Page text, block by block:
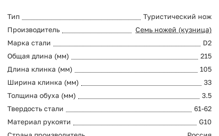
Тип
Туристический нож
Производитель
Семь ножей (кузница)
Марка стали
D2
Общая длина (мм)
215
Длина клинка (мм)
105
Ширина клинка (мм)
33
Толщина обуха (мм)
3.5
Твердость стали
61-62
Материал рукояти
G10